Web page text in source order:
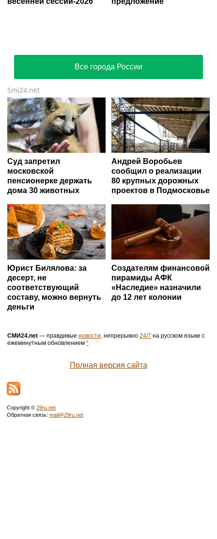
Все города России
Smi24.net
Суд запретил
московской
пенсионерке держать
дома 30 животных
Андрей Воробьев
сообщил о реализации
80 крупных дорожных
проектов в Подмосковье
Юрист Билялова: за
десерт, не
соответствующий
составу, можно вернуть
деньги
Создателям финансовой
пирамиды АФК
«Наследие» назначили
до 12 лет колонии
СМИ24.net — правдивые новости, непрерывно 24/7 на русском языке с
ежеминутным обновлением *
Полная версия сайта
Copyright © 29ru.net
Обратная связь: mail@29ru.net